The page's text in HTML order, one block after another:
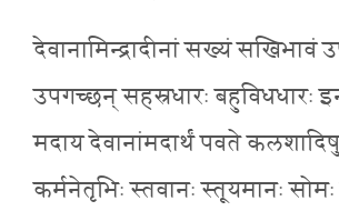
देवानामिन्द्रादीनां सख्यं सखिभावं
उपगच्छन् सहस्रधारः बहुविधधारः
मदाय देवानांमदार्थं पवते
कर्मनेतृभिः स्तवानः स्तूयमानः सोमः